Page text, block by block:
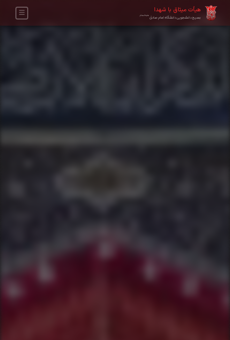
هیأت میثاق با شهدا
بسیج دانشجویی دانشگاه امام صادقعلیه‌السلام